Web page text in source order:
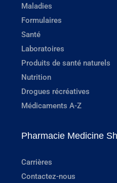
Maladies
Formulaires
Santé
Laboratoires
Produits de santé naturels
Nutrition
Drogues récréatives
Médicaments A-Z
Pharmacie Medicine
Carrières
Contactez-nous